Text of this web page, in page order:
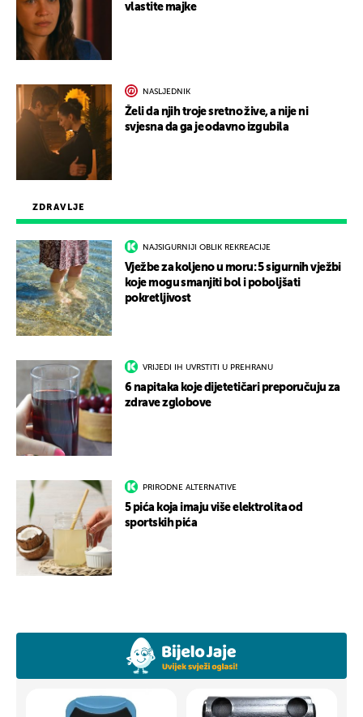
ZDRAVLJE
NAJSIGURNIJI OBLIK REKREACIJE
Vježbe za koljeno u moru: 5 sigurnih vježbi
koje mogu smanjiti bol i poboljšati
pokretljivost
VRIJEDI IH UVRSTITI U PREHRANU
6 napitaka koje dijetetičari preporučuju za
zdrave zglobove
PRIRODNE ALTERNATIVE
5 pića koja imaju više elektrolita od
sportskih pića
vlastite majke
NASLJEDNIK
Želi da njih troje sretno žive, a nije ni
svjesna da ga je odavno izgubila